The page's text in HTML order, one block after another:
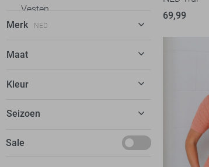
Vesten
Jassen
Merk NED
C&S The Label 6
EsQualo
Garcia
Maat
XS
M
Kleur
Beige
Seizoen
Deals
Sale
69,99